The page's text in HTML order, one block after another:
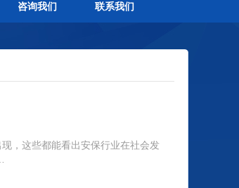
咨询我们 联系我们
，这些都能看出安保行业在社会发